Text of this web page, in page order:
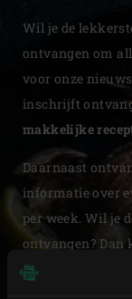
Wil je de
ontvangen om
voor onze
inschrijft
makkelijke
Daarnaast
informatie over
per week. Wil je
ontvangen? Dan
uitschrijven.